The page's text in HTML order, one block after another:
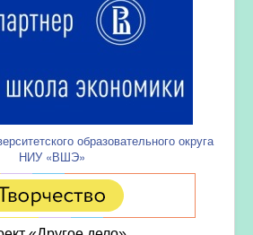
образовательного округа
НИУ «ВШЭ»